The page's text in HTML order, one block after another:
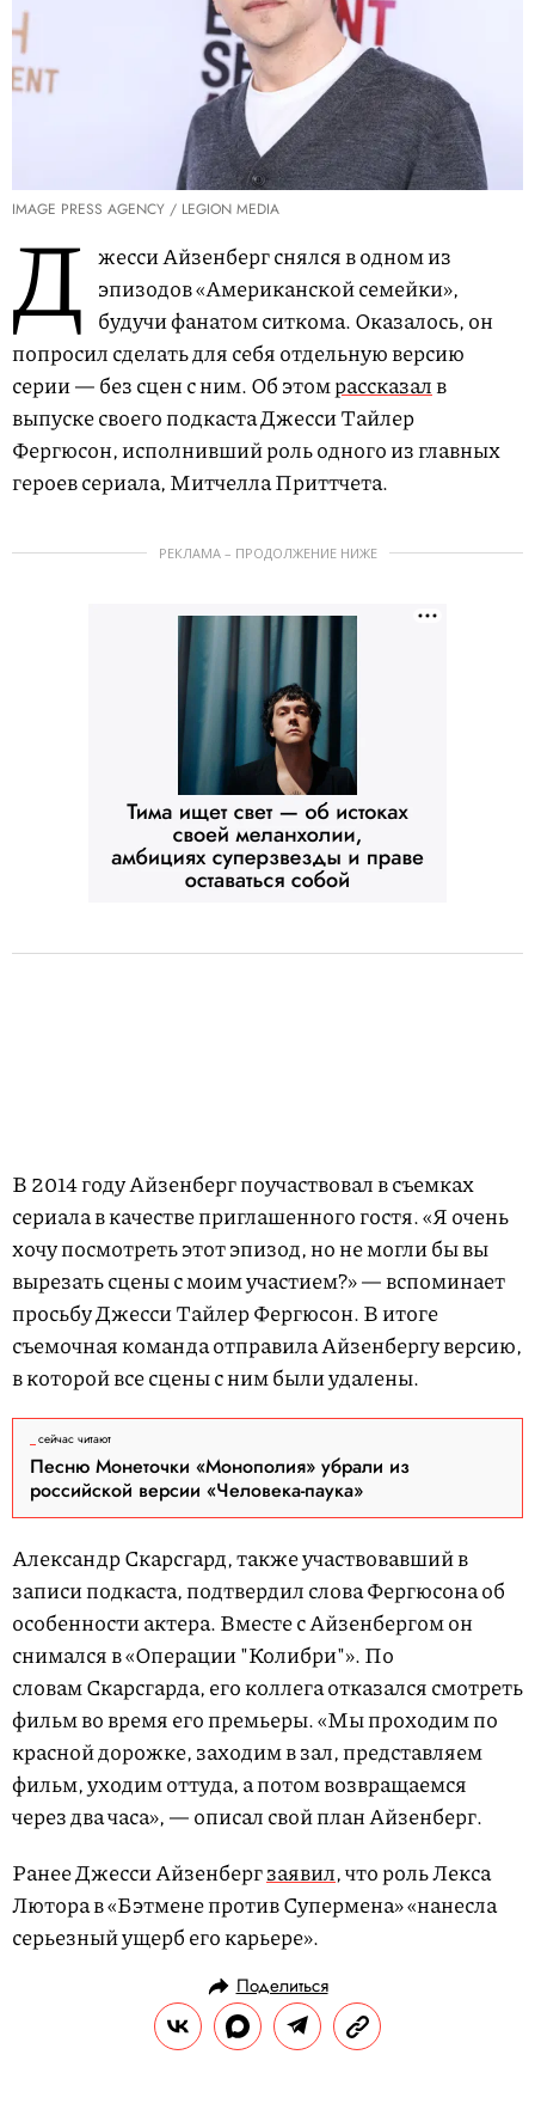
IMAGE PRESS AGENCY / LEGION MEDIA
Д жесси Айзенберг снялся в одном из
эпизодов «Американской семейки»,
будучи фанатом ситкома. Оказалось, он
попросил сделать для себя отдельную версию
серии — без сцен с ним. Об этомрассказалв
выпуске своего подкаста Джесси Тайлер
Фергюсон, исполнивший роль одного из главных
героев сериала, Митчелла Приттчета.
РЕКЛАМА – ПРОДОЛЖЕНИЕ НИЖЕ
В 2014 году Айзенберг поучаствовал в съемках
сериала в качестве приглашенного гостя. «Я очень
хочу посмотреть этот эпизод, но не могли бы вы
вырезать сцены с моим участием?» — вспоминает
просьбу Джесси Тайлер Фергюсон. В итоге
съемочная команда отправила Айзенбергу версию,
в которой все сцены с ним были удалены.
сейчас читают
Песню Монеточки «Монополия» убрали из
российской версии «Человека-паука»
Александр Скарсгард, также участвовавший в
записи подкаста, подтвердил слова Фергюсона об
особенности актера. Вместе с Айзенбергом он
снимался в «Операции "Колибри"». По
словам Скарсгарда, его коллега отказался смотреть
фильм во время его премьеры. «Мы проходим по
красной дорожке, заходим в зал, представляем
фильм, уходим оттуда, а потом возвращаемся
через два часа», — описал свой план Айзенберг.
Ранее Джесси Айзенбергзаявил, что роль Лекса
Лютора в «Бэтмене против Супермена» «нанесла
серьезный ущерб его карьере».
Поделиться